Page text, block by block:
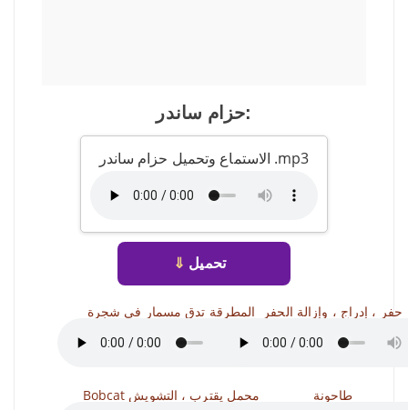
حزام ساندر:
الاستماع وتحميل حزام ساندر .mp3
⇓ تحميل
المطرقة تدق مسمار في شجرة
Bobcat محمل يقترب ، التشويش
حفر ، إدراج ، وإزالة الحفر
طاحونة